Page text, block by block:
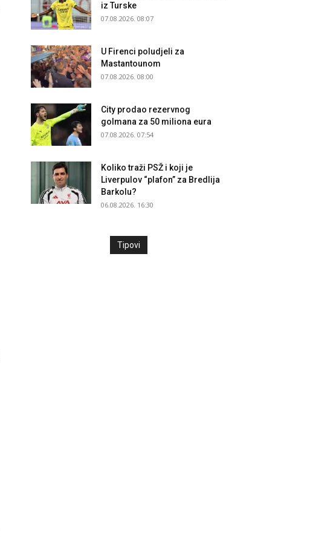
iz Turske
07.08.2026. 08:07
U Firenci poludjeli za
Mastantounom
07.08.2026. 08:00
City prodao rezervnog
golmana za 50 miliona eura
07.08.2026. 07:54
Koliko traži PSŽ i koji je
Liverpulov “plafon” za Bredlija
Barkolu?
06.08.2026. 16:30
Tipovi